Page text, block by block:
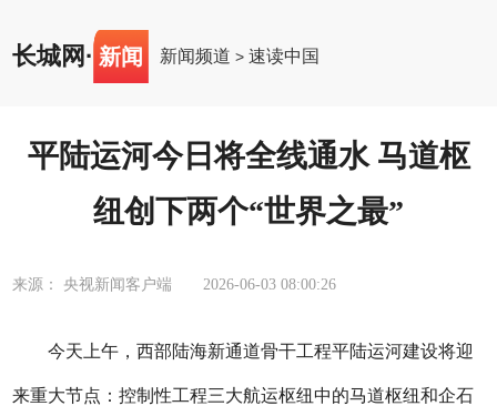
长城网 · 新闻 新闻频道 >速读中国
平陆运河今日将全线通水 马道枢
纽创下两个“世界之最”
来源： 央视新闻客户端 2026-06-03 08:00:26
今天上午，西部陆海新通道骨干工程平陆运河建设将迎
来重大节点：控制性工程三大航运枢纽中的马道枢纽和企石